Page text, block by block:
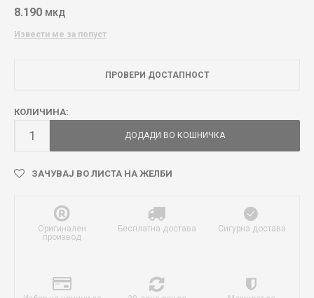
8.190 МКД
Извести ме за попуст
ПРОВЕРИ ДОСТАПНОСТ
КОЛИЧИНА:
ДОДАДИ ВО КОШНИЧКА
ЗАЧУВАЈ ВО ЛИСТА НА ЖЕЛБИ
Оригинален
производ
Бесплатна достава Сигурна достава